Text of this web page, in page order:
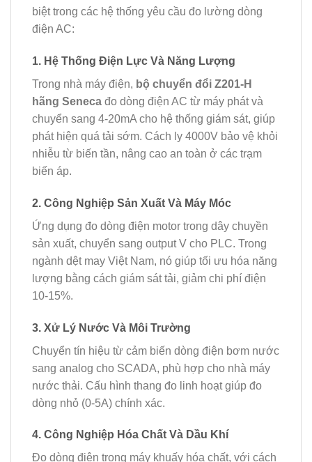
biệt trong các hệ thống yêu cầu đo lường dòng
điện AC:
1. Hệ Thống Điện Lực Và Năng Lượng
Trong nhà máy điện, bộ chuyển đổi Z201-H
hãng Seneca đo dòng điện AC từ máy phát và
chuyển sang 4-20mA cho hệ thống giám sát, giúp
phát hiện quá tải sớm. Cách ly 4000V bảo vệ khỏi
nhiễu từ biến tần, nâng cao an toàn ở các trạm
biến áp.
2. Công Nghiệp Sản Xuất Và Máy Móc
Ứng dụng đo dòng điện motor trong dây chuyền
sản xuất, chuyển sang output V cho PLC. Trong
ngành dệt may Việt Nam, nó giúp tối ưu hóa năng
lượng bằng cách giám sát tải, giảm chi phí điện
10-15%.
3. Xử Lý Nước Và Môi Trường
Chuyển tín hiệu từ cảm biến dòng điện bơm nước
sang analog cho SCADA, phù hợp cho nhà máy
nước thải. Cấu hình thang đo linh hoạt giúp đo
dòng nhỏ (0-5A) chính xác.
4. Công Nghiệp Hóa Chất Và Dầu Khí
Đo dòng điện trong máy khuấy hóa chất, với cách